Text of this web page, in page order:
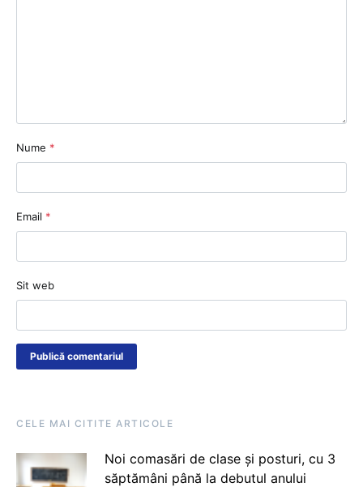
Nume *
Email *
Sit web
CELE MAI CITITE ARTICOLE
Noi comasări de clase și posturi, cu 3
săptămâni până la debutul anului